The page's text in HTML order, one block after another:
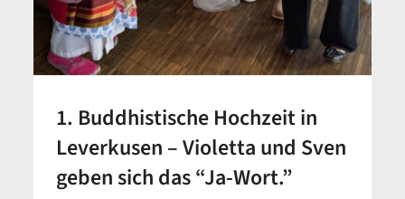
1. Buddhistische Hochzeit in
Leverkusen – Violetta und Sven
geben sich das “Ja-Wort.”